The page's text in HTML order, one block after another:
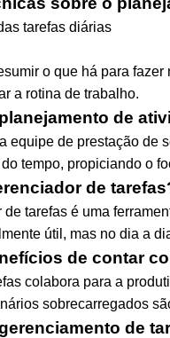
tarefas diárias
o que há para
a rotina de trabalho.
de
equipe de prestação de
tempo, propiciando o
de
de tarefas é uma
útil, mas no dia a
de contar
colabora para a
sobrecarregados
de